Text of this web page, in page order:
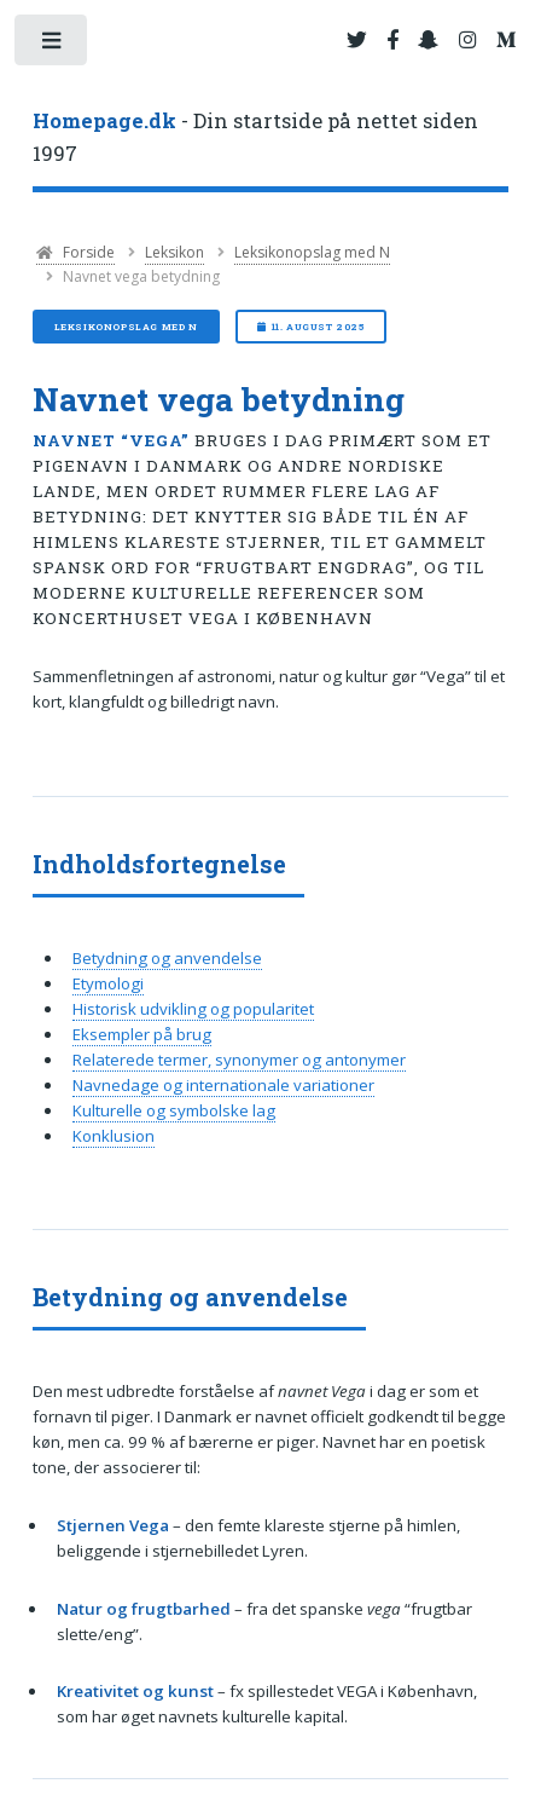
Homepage.dk - Din startside på nettet siden
1997
Forside Leksikon
Leksikonopslag med N
Navnet vega betydning
LEKSIKONOPSLAG MED N 11. AUGUST 2025
Navnet vega betydning
NAVNET “VEGA” BRUGES I DAG PRIMÆRT SOM ET
PIGENAVN I DANMARK OG ANDRE NORDISKE
LANDE, MEN ORDET RUMMER FLERE LAG AF
BETYDNING: DET KNYTTER SIG BÅDE TIL ÉN AF
HIMLENS KLARESTE STJERNER, TIL ET GAMMELT
SPANSK ORD FOR “FRUGTBART ENGDRAG”, OG TIL
MODERNE KULTURELLE REFERENCER SOM
KONCERTHUSET VEGA I KØBENHAVN
Sammenfletningen af astronomi, natur og kultur gør “Vega” til et
kort, klangfuldt og billedrigt navn.
Betydning og anvendelse
Den mest udbredte forståelse afnavnet Vegai dag er som et
fornavn til piger. I Danmark er navnet officielt godkendt til begge
køn, men ca. 99 % af bærerne er piger. Navnet har en poetisk
tone, der associerer til:
Stjernen Vega – den femte klareste stjerne på himlen,
beliggende i stjernebilledet Lyren.
Natur og frugtbarhed – fra det spanske vega“frugtbar
slette/eng”.
Kreativitet og kunst– fx spillestedet VEGA i København,
som har øget navnets kulturelle kapital.
Indholdsfortegnelse
Betydning og anvendelse
Etymologi
Historisk udvikling og popularitet
Eksempler på brug
Relaterede termer, synonymer og antonymer
Navnedage og internationale variationer
Kulturelle og symbolske lag
Konklusion